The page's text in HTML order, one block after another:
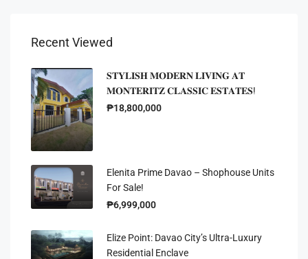
Recent Viewed
𝐒𝐓𝐘𝐋𝐈𝐒𝐇 𝐌𝐎𝐃𝐄𝐑𝐍 𝐋𝐈𝐕𝐈𝐍𝐆 𝐀𝐓
𝐌𝐎𝐍𝐓𝐄𝐑𝐈𝐓𝐙 𝐂𝐋𝐀𝐒𝐒𝐈𝐂 𝐄𝐒𝐓𝐀𝐓𝐄𝐒!
₱18,800,000
Elenita Prime Davao – Shophouse Units
For Sale!
₱6,999,000
Elize Point: Davao City’s Ultra-Luxury
Residential Enclave